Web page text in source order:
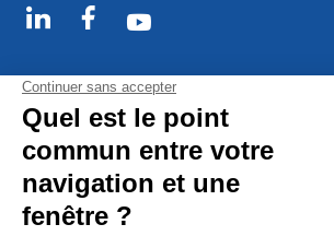
Espace client
MyPricer DE